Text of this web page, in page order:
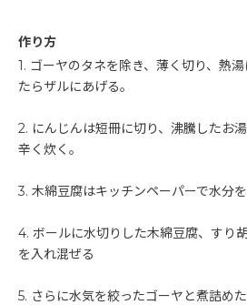
作り方
1. ゴーヤのタネを除き、薄く切り、熱
たらザルにあげる。
2. にんじんは短冊に切り、沸騰したお
辛く炊く。
3. 木綿豆腐はキッチンペーパーで水分
4. ボールに水切りした木綿豆腐、すり
を入れ混ぜる
5. さらに水気を絞ったゴーヤと煮詰め